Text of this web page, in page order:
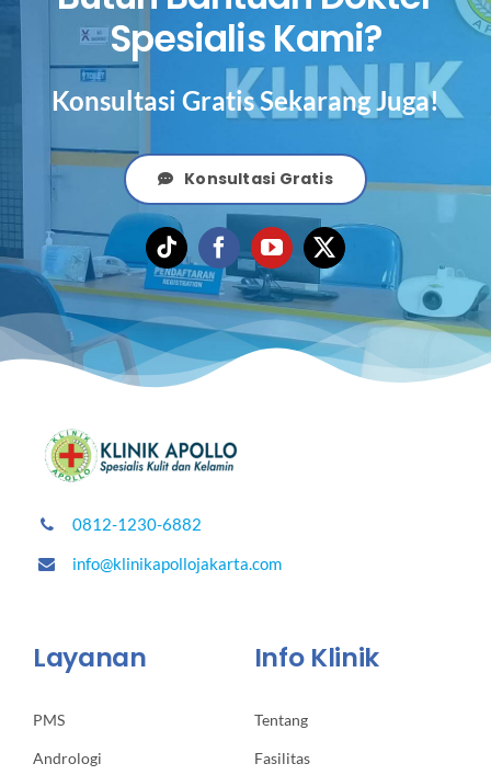
Spesialis Kami?
Konsultasi Gratis Sekarang Juga!
Konsultasi Gratis
0812-1230-6882
info@klinikapollojakarta.com
Layanan
PMS
Andrologi
Info Klinik
Tentang
Fasilitas